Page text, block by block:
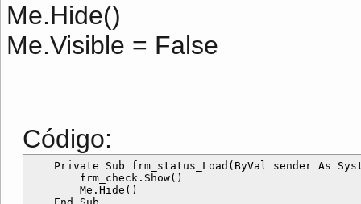
Me.Hide()
Me.Visible = False
Código:
Private Sub frm_status_Load(ByVal sender As
        frm_check.Show()
        Me.Hide()